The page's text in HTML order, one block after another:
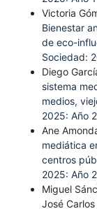
Victoria
Bienestar
de eco-
Sociedad:
Diego
sistema
medios,
2025: Año
Ane
mediática
centros
2025: Año
Miguel
José